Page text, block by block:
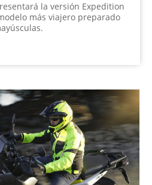
la versión Expedition
más viajero preparado